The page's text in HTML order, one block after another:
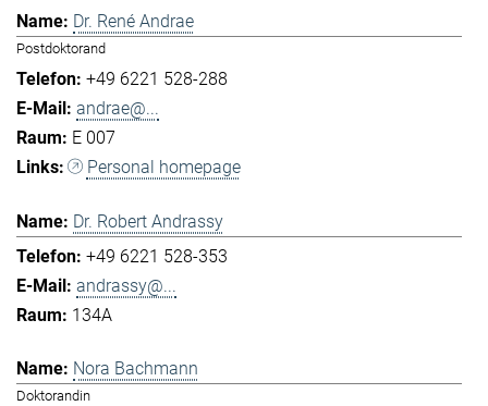
Dr. René Andrae
Postdoktorand
+49 6221 528-288
andrae@...
E 007
Personal homepage
Dr. Robert Andrassy
+49 6221 528-353
andrassy@...
134A
Nora Bachmann
Doktorandin